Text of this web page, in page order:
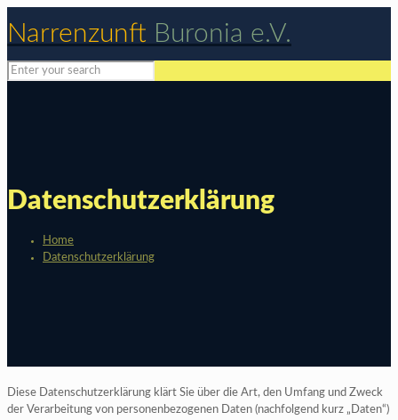
Narrenzunft Buronia e.V.
Datenschutzerklärung
Home
Datenschutzerklärung
Diese Datenschutzerklärung klärt Sie über die Art, den Umfang und Zweck
der Verarbeitung von personenbezogenen Daten (nachfolgend kurz „Daten“)